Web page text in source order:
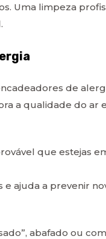
Uma limpeza
de
a qualidade do ar
que estejas
ajuda a prevenir
abafado ou